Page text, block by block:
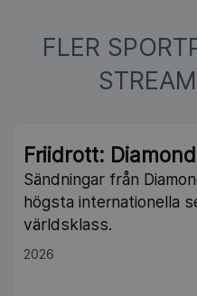
FLER
Friidrott:
Sändningar från
högsta internationella
världsklass.
2026